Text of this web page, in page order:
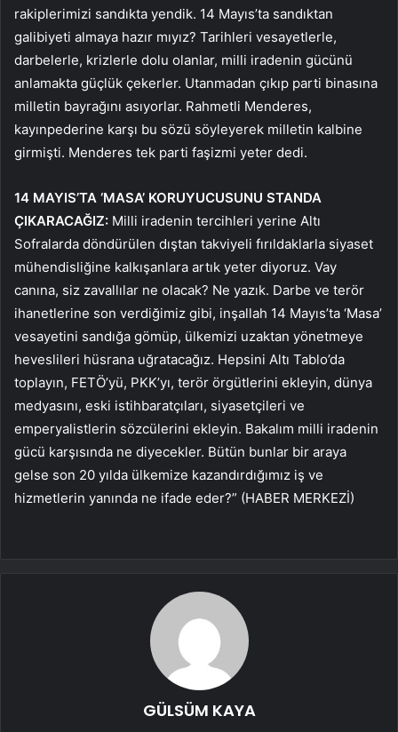
rakiplerimizi sandıkta yendik. 14 Mayıs’ta sandıktan
galibiyeti almaya hazır mıyız? Tarihleri ​​vesayetlerle,
darbelerle, krizlerle dolu olanlar, milli iradenin gücünü
anlamakta güçlük çekerler. Utanmadan çıkıp parti binasına
milletin bayrağını asıyorlar. Rahmetli Menderes,
kayınpederine karşı bu sözü söyleyerek milletin kalbine
girmişti. Menderes tek parti faşizmi yeter dedi.
14 MAYIS’TA ‘MASA’ KORUYUCUSUNU STANDA
ÇIKARACAĞIZ: Milli iradenin tercihleri ​​yerine Altı
Sofralarda döndürülen dıştan takviyeli fırıldaklarla siyaset
mühendisliğine kalkışanlara artık yeter diyoruz. Vay
canına, siz zavallılar ne olacak? Ne yazık. Darbe ve terör
ihanetlerine son verdiğimiz gibi, inşallah 14 Mayıs’ta ‘Masa’
vesayetini sandığa gömüp, ülkemizi uzaktan yönetmeye
heveslileri hüsrana uğratacağız. Hepsini Altı Tablo’da
toplayın, FETÖ’yü, PKK’yı, terör örgütlerini ekleyin, dünya
medyasını, eski istihbaratçıları, siyasetçileri ve
emperyalistlerin sözcülerini ekleyin. Bakalım milli iradenin
gücü karşısında ne diyecekler. Bütün bunlar bir araya
gelse son 20 yılda ülkemize kazandırdığımız iş ve
hizmetlerin yanında ne ifade eder?” (HABER MERKEZİ)
GÜLSÜM KAYA